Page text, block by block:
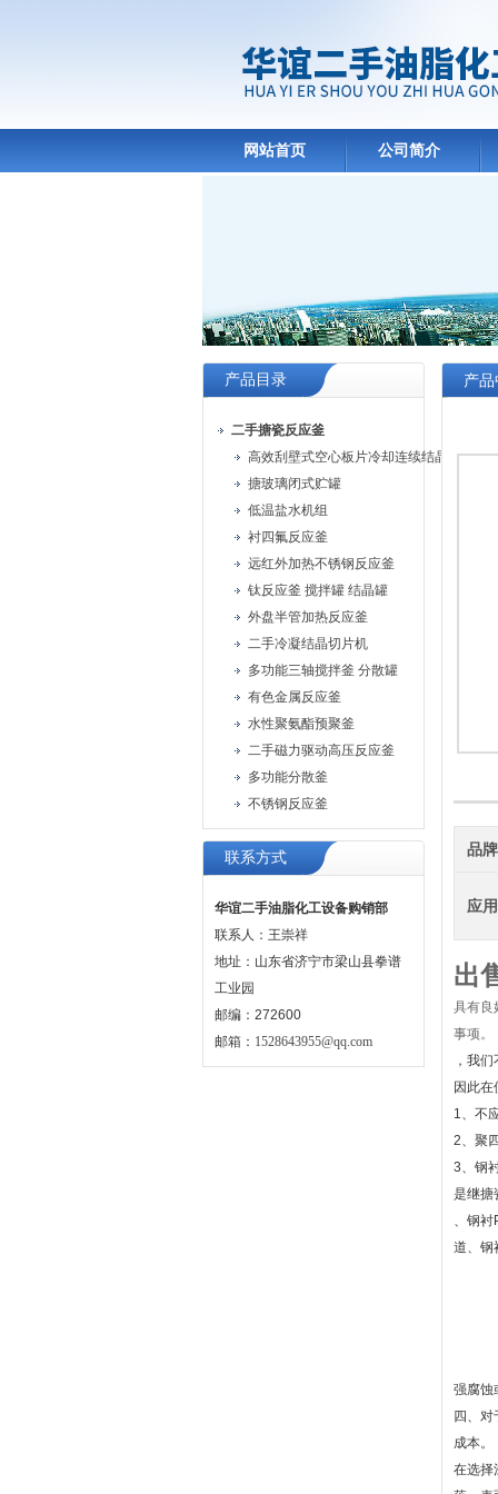
网站首页 公司简介
产品目录
二手搪瓷反应釜
高效刮壁式空心板片冷却连续结晶机
搪玻璃闭式贮罐
低温盐水机组
衬四氟反应釜
远红外加热不锈钢反应釜
钛反应釜 搅拌罐 结晶罐
外盘半管加热反应釜
二手冷凝结晶切片机
多功能三轴搅拌釜 分散罐
有色金属反应釜
水性聚氨酯预聚釜
二手磁力驱动高压反应釜
多功能分散釜
不锈钢反应釜
联系方式
华谊二手油脂化工设备购销部
联系人：王崇祥
地址：山东省济宁市梁山县拳谱
工业园
邮编：272600
邮箱： 1528643955@qq.com
产
品牌
应
出
具有良
事项。
，我
因此
1、不
2、聚
3、钢
是继搪
、钢衬
道、钢
强腐蚀
四、
成本。
在选择